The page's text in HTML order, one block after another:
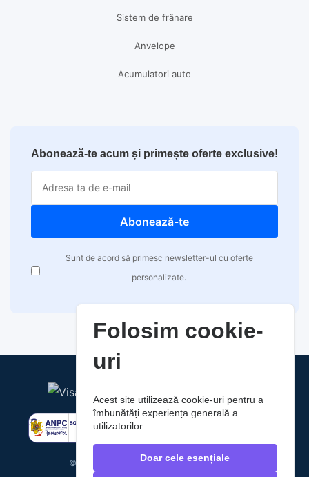
Sistem de frânare
Anvelope
Acumulatori auto
Abonează-te acum și primește oferte exclusive!
Abonează-te
Sunt de acord să primesc newsletter-ul cu oferte
personalizate.
© 2026 RaoAuto. Toate drepturile rezervate.
Folosim cookie-
uri
Acest site utilizează cookie-uri pentru a
îmbunătăți experiența generală a
utilizatorilor.
Doar cele esențiale